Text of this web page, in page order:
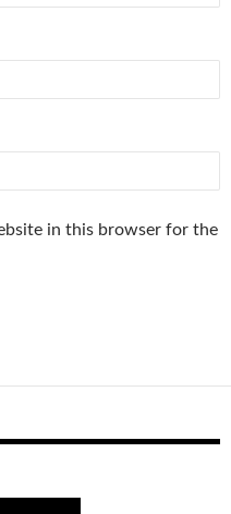
in this browser for the